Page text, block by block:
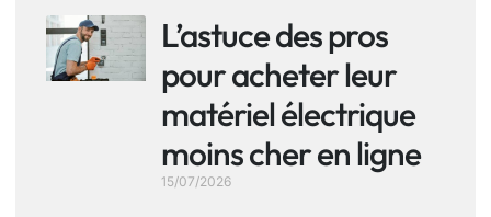
L’astuce des pros
pour acheter leur
matériel électrique
moins cher en ligne
15/07/2026